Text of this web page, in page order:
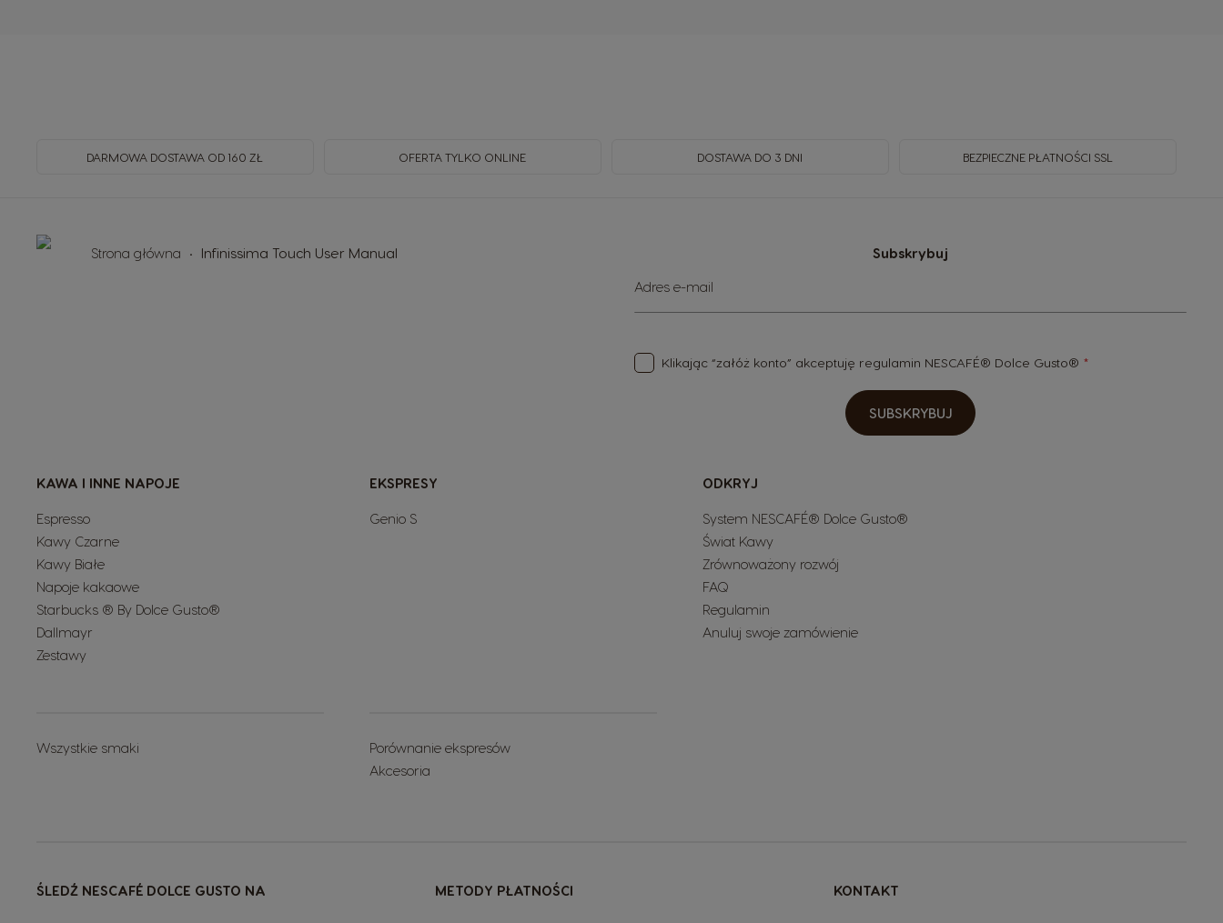
DARMOWA DOSTAWA OD 160 ZŁ OFERTA TYLKO ONLINE DOSTAWA DO 3 DNI BEZPIECZNE PŁATNOŚCI SSL
Strona główna Infinissima Touch User Manual Subskrybuj
Subskrybuj
nasz
newsletter:
Adres e-mail
Klikając “załóż konto” akceptuję regulamin NESCAFÉ® Dolce Gusto®
SUBSKRYBUJ
KAWA I INNE NAPOJE
Espresso
Kawy Czarne
Kawy Białe
Napoje kakaowe
Starbucks ® By Dolce Gusto®
Dallmayr
Zestawy
Wszystkie smaki
EKSPRESY
Genio S
Porównanie ekspresów
Akcesoria
ODKRYJ
System NESCAFÉ® Dolce Gusto®
Świat Kawy
Zrównoważony rozwój
FAQ
Regulamin
Anuluj swoje zamówienie
ŚLEDŹ NESCAFÉ DOLCE GUSTO NA METODY PŁATNOŚCI KONTAKT